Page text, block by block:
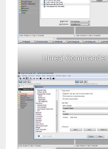
Unreal Commander